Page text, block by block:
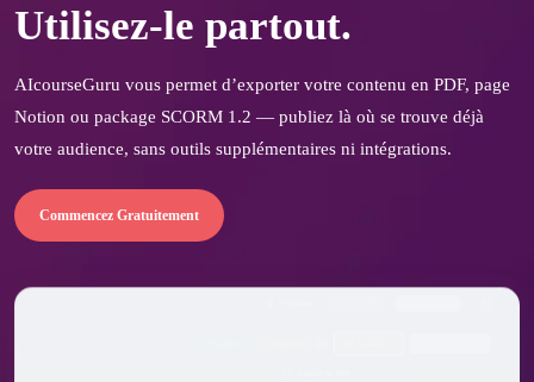
Utilisez-le partout.
AIcourseGuru vous permet d’exporter votre contenu en PDF, page
Notion ou package SCORM 1.2 — publiez là où se trouve déjà
votre audience, sans outils supplémentaires ni intégrations.
Commencez Gratuitement